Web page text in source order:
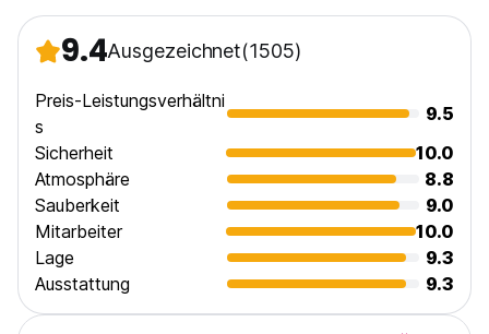
9.4Ausgezeichnet(1505)
Preis-Leistungsverhältni
s
9.5
Sicherheit
10.0
Atmosphäre
8.8
Sauberkeit
9.0
Mitarbeiter
10.0
Lage
9.3
Ausstattung
9.3